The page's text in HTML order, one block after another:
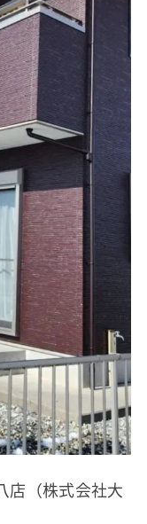
店（株式会社大